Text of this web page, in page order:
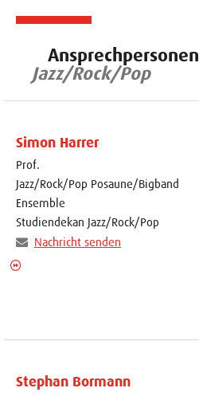
Ansprechpersonen
Jazz/Rock/Pop
Simon Harrer
Prof.
Jazz/Rock/Pop Posaune/Bigband
Ensemble
Studiendekan Jazz/Rock/Pop
Nachricht senden
Stephan Bormann